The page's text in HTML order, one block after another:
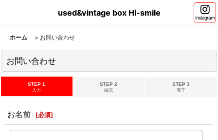
used&vintage box Hi-smile
Instagram
ホーム > お問い合わせ
お問い合わせ
STEP 1
入力
STEP 2
確認
STEP 3
完了
お名前 [必須]